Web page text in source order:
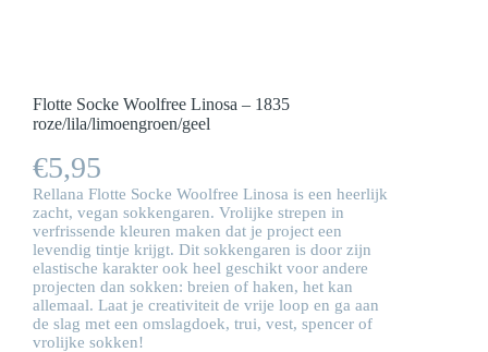
Flotte Socke Woolfree Linosa – 1835
roze/lila/limoengroen/geel
€5,95
Rellana Flotte Socke Woolfree Linosa is een heerlijk
zacht, vegan sokkengaren. Vrolijke strepen in
verfrissende kleuren maken dat je project een
levendig tintje krijgt. Dit sokkengaren is door zijn
elastische karakter ook heel geschikt voor andere
projecten dan sokken: breien of haken, het kan
allemaal. Laat je creativiteit de vrije loop en ga aan
de slag met een omslagdoek, trui, vest, spencer of
vrolijke sokken!